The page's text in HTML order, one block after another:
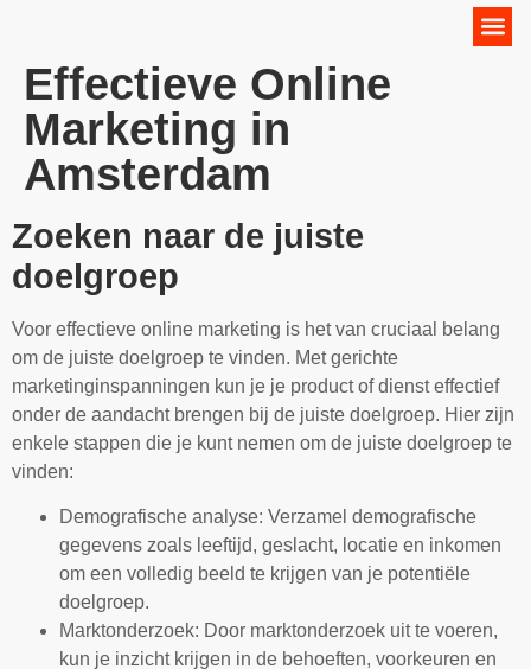
Effectieve Online
Marketing in
Amsterdam
Zoeken naar de juiste
doelgroep
Voor effectieve online marketing is het van cruciaal belang
om de juiste doelgroep te vinden. Met gerichte
marketinginspanningen kun je je product of dienst effectief
onder de aandacht brengen bij de juiste doelgroep. Hier zijn
enkele stappen die je kunt nemen om de juiste doelgroep te
vinden:
Demografische analyse: Verzamel demografische
gegevens zoals leeftijd, geslacht, locatie en inkomen
om een volledig beeld te krijgen van je potentiële
doelgroep.
Marktonderzoek: Door marktonderzoek uit te voeren,
kun je inzicht krijgen in de behoeften, voorkeuren en